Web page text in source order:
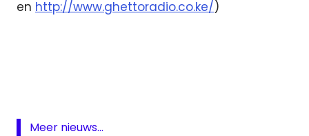
en http://www.ghettoradio.co.ke/)
Meer nieuws...